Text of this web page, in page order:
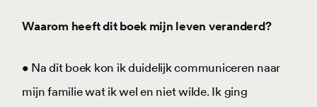
Waarom heeft dit boek mijn leven veranderd?
• Na dit boek kon ik duidelijk communiceren naar
mijn familie wat ik wel en niet wilde. Ik ging